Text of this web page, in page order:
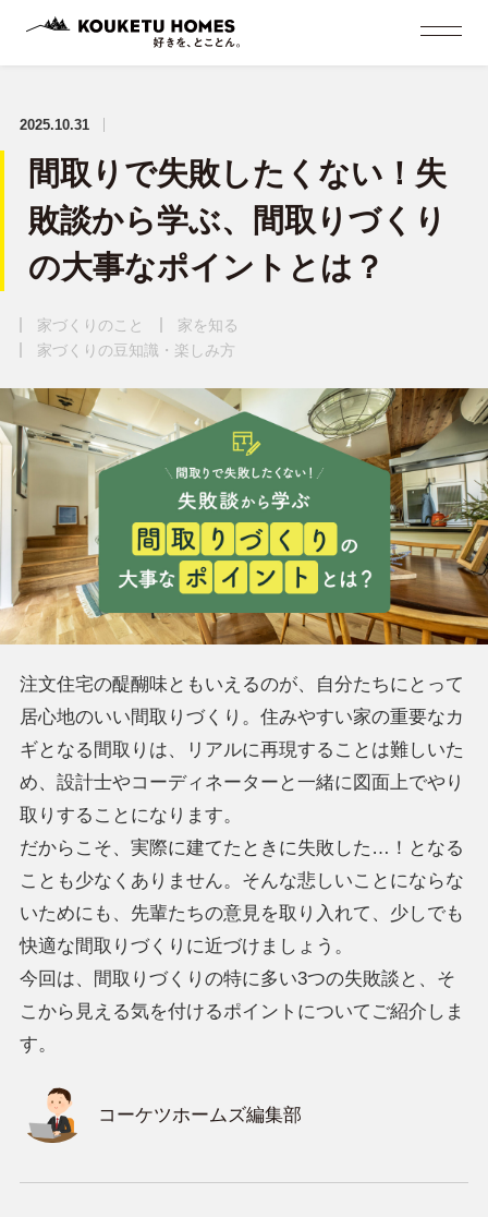
2025.10.31
間取りで失敗したくない！失
敗談から学ぶ、間取りづくり
の大事なポイントとは？
家づくりのこと
家を知る
家づくりの豆知識・楽しみ方
注文住宅の醍醐味ともいえるのが、自分たちにとって
居心地のいい間取りづくり。住みやすい家の重要なカ
ギとなる間取りは、リアルに再現することは難しいた
め、設計士やコーディネーターと一緒に図面上でやり
取りすることになります。
だからこそ、実際に建てたときに失敗した…！となる
ことも少なくありません。そんな悲しいことにならな
いためにも、先輩たちの意見を取り入れて、少しでも
快適な間取りづくりに近づけましょう。
今回は、間取りづくりの特に多い3つの失敗談と、そ
こから見える気を付けるポイントについてご紹介しま
す。
コーケツホームズ編集部